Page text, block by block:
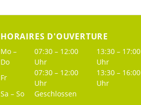
HORAIRES D'OUVERTURE
Mo –
Do
07:30 – 12:00
Uhr
13:30 – 17:00
Uhr
Fr
07:30 – 12:00
Uhr
13:30 – 16:00
Uhr
Sa – So
Geschlossen